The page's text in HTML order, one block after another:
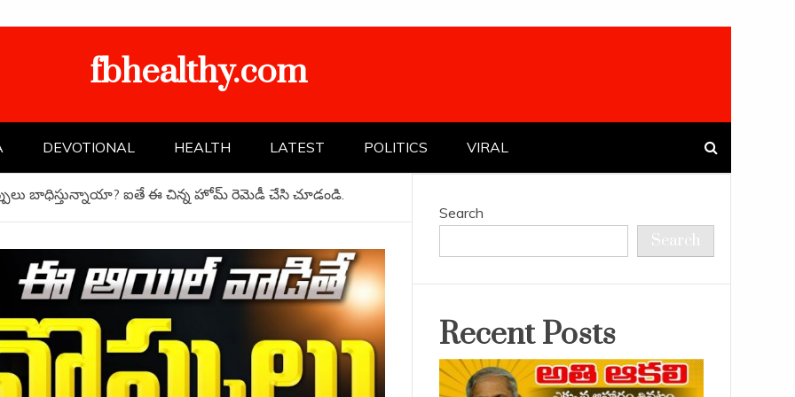
fbhealthy.com
DEVOTIONAL HEALTH LATEST POLITICS VIRAL
బాధిస్తున్నాయా? ఐతే ఈ చిన్న హోమ్ రెమెడీ చేసి చూడండి.
Search
Search
Recent Posts